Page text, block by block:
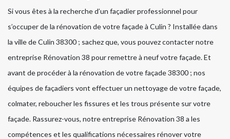
Si vous êtes à la recherche d’un façadier professionnel pour
s’occuper de la rénovation de votre façade à Culin ? Installée dans
la ville de Culin 38300 ; sachez que, vous pouvez contacter notre
entreprise Rénovation 38 pour remettre à neuf votre façade. Et
avant de procéder à la rénovation de votre façade 38300 ; nos
équipes de façadiers vont effectuer un nettoyage de votre façade,
colmater, reboucher les fissures et les trous présente sur votre
façade. Rassurez-vous, notre entreprise Rénovation 38 a les
compétences et les qualifications nécessaires rénover votre